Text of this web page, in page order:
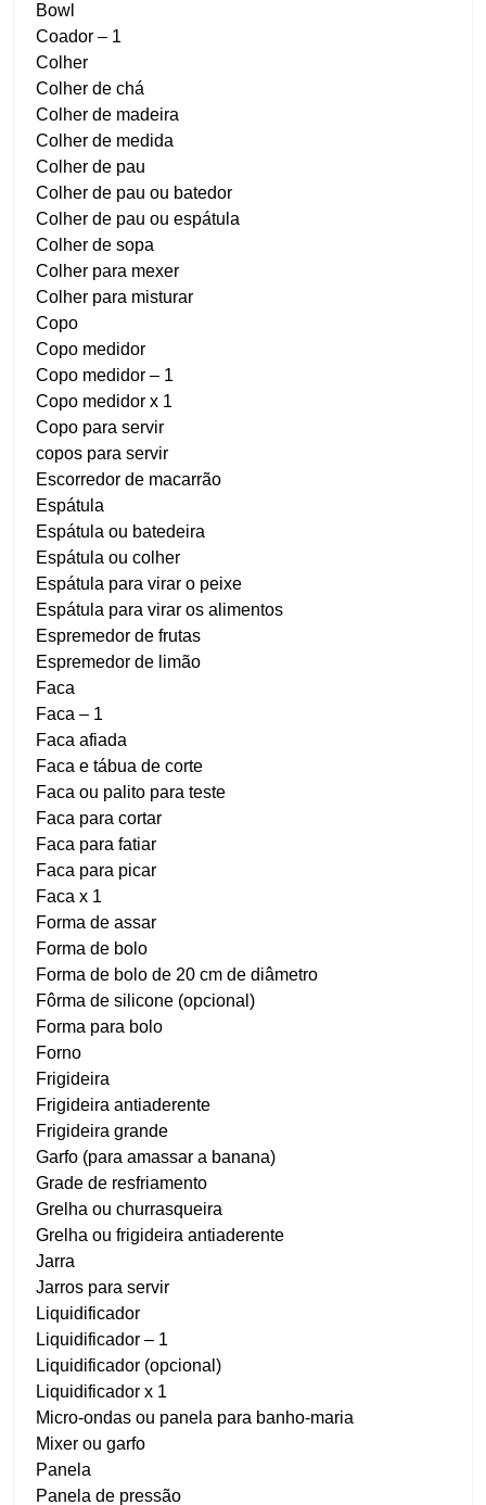
Bowl
Coador – 1
Colher
Colher de chá
Colher de madeira
Colher de medida
Colher de pau
Colher de pau ou batedor
Colher de pau ou espátula
Colher de sopa
Colher para mexer
Colher para misturar
Copo
Copo medidor
Copo medidor – 1
Copo medidor x 1
Copo para servir
copos para servir
Escorredor de macarrão
Espátula
Espátula ou batedeira
Espátula ou colher
Espátula para virar o peixe
Espátula para virar os alimentos
Espremedor de frutas
Espremedor de limão
Faca
Faca – 1
Faca afiada
Faca e tábua de corte
Faca ou palito para teste
Faca para cortar
Faca para fatiar
Faca para picar
Faca x 1
Forma de assar
Forma de bolo
Forma de bolo de 20 cm de diâmetro
Fôrma de silicone (opcional)
Forma para bolo
Forno
Frigideira
Frigideira antiaderente
Frigideira grande
Garfo (para amassar a banana)
Grade de resfriamento
Grelha ou churrasqueira
Grelha ou frigideira antiaderente
Jarra
Jarros para servir
Liquidificador
Liquidificador – 1
Liquidificador (opcional)
Liquidificador x 1
Micro-ondas ou panela para banho-maria
Mixer ou garfo
Panela
Panela de pressão